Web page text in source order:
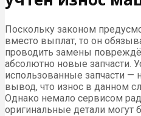
Поскольку законом
вместо выплат, то он
проводить замены
абсолютно новые запчасти.
использованные запчасти —
вывод, что износ в данном
Однако немало сервисом
оригинальные детали могут